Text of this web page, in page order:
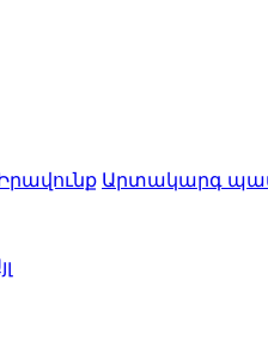
Արտակարգ